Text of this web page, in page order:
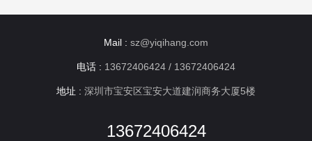
Mail : sz@yiqihang.com
电话 : 13672406424 / 13672406424
地址 : 深圳市宝安区宝安大道建润商务大厦5楼
13672406424